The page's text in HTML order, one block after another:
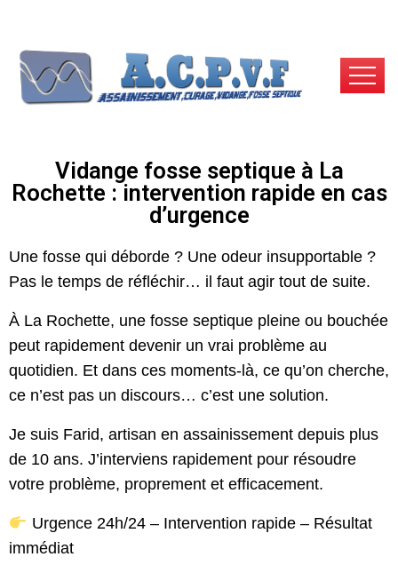
Vidange fosse septique à La
Rochette : intervention rapide en cas
d’urgence
Une fosse qui déborde ? Une odeur insupportable ?
Pas le temps de réfléchir… il faut agir tout de suite.
À La Rochette, une fosse septique pleine ou bouchée
peut rapidement devenir un vrai problème au
quotidien. Et dans ces moments-là, ce qu’on cherche,
ce n’est pas un discours… c’est une solution.
Je suis Farid, artisan en assainissement depuis plus
de 10 ans. J’interviens rapidement pour résoudre
votre problème, proprement et efficacement.
Urgence 24h/24 – Intervention rapide – Résultat
immédiat